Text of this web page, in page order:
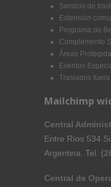
Servicio de
Extensión
Programa de
Complemento
Áreas
Eventos
Traslados
Mailchimp
Central
Entre Ríos 534
Argentina. Tel.
Central de